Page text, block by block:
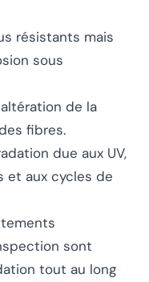
résistants mais
sous
de la
fibres.
due aux UV,
et aux cycles de
sont
tout au long